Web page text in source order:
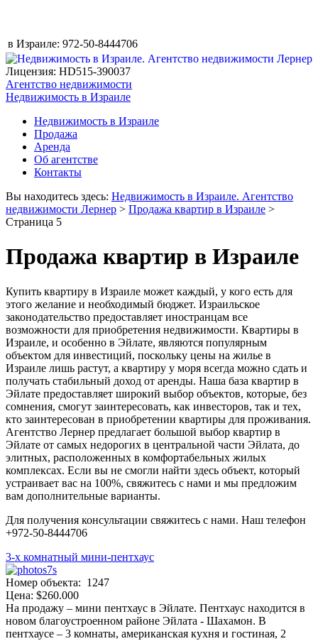
в Израиле: 972-50-8444706
Лицензия: HD515-390037
Агентство недвижимости
Недвижимость в Израиле
Недвижимость в Израиле
Продажа
Аренда
Об агентстве
Контакты
Вы находитесь здесь: Недвижимость в Израиле. Агентство
недвижимости Лернер > Продажа квартир в Израиле >
Страница 5
Продажа квартир в Израиле
Купить квартиру в Израиле может каждый, у кого есть для
этого желание и необходимый бюджет. Израильское
законодательство предоставляет иностранцам все
возможности для приобретения недвижимости. Квартиры в
Израиле, и особенно в Эйлате, являются популярным
объектом для инвестиций, поскольку цены на жилье в
Израиле лишь растут, а квартиру у моря всегда можно сдать и
получать стабильный доход от аренды. Наша база квартир в
Эйлате предоставляет широкий выбор объектов, которые, без
сомнения, смогут заинтересовать, как инвесторов, так и тех,
кто заинтересован в приобретении квартиры для проживания.
Агентство Лернер предлагает большой выбор квартир в
Эйлате от самых недорогих в центральной части Эйлата, до
элитных, расположенных в комфортабельных жилых
комплексах. Если вы не смогли найти здесь объект, который
устраивает вас на 100%, свяжитесь с нами и мы предложим
вам дополнительные варианты.
Для получения консультации свяжитесь с нами. Наш телефон
+972-50-8444706
3-х комнатный мини-пентхаус
Номер объекта: 1247
Цена: $260.000
На продажу – мини пентхаус в Эйлате. Пентхаус находится в
новом благоустроенном районе Эйлата - Шахамон. В
пентхаусе – 3 комнаты, американская кухня и гостиная, 2